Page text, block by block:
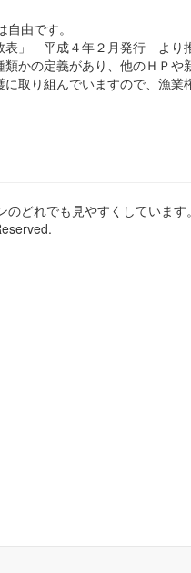
由です。
平成４年２月発行 より推
かの定義があり、他のＨＰや
取り組んでいますので、漁
どれでも見やすくしています。